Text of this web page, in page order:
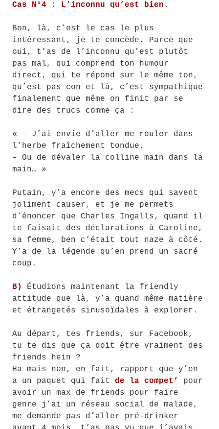
Cas N°4 : L’inconnu qu’est bien .
Bon, là, c’est le cas le plus
intéressant, je te concède. Parce que
oui, t’as de l’inconnu qu’est plutôt
pas mal, qui comprend ton humour
direct, qui te répond sur le même ton,
qu’est pas con et là, c’est sympathique
finalement que même on finit par se
dire des trucs comme ça :
« – J’ai envie d’aller me rouler dans
l’herbe fraîchement tondue.
– Ou de dévaler la colline main dans la
main… »
Putain, y’a encore des mecs qui savent
joliment causer, et je me permets
d’énoncer que Charles Ingalls, quand il
te faisait des déclarations à Caroline,
sa femme, ben c’était tout naze à côté.
Y’a de la légende qu’en prend un sacré
coup.
B)
Étudions maintenant la friendly
attitude que là, y’a quand même matière
et étrangetés sinusoïdales à explorer.
Au départ, tes friends, sur Facebook,
tu te dis que ça doit être vraiment des
friends hein ?
Ha mais non, en fait, rapport que y’en
a un paquet qui fait de la compet’
pour
avoir un max de friends pour faire
genre j’ai un réseau social de malade,
me demande pas d’aller pré-drinker